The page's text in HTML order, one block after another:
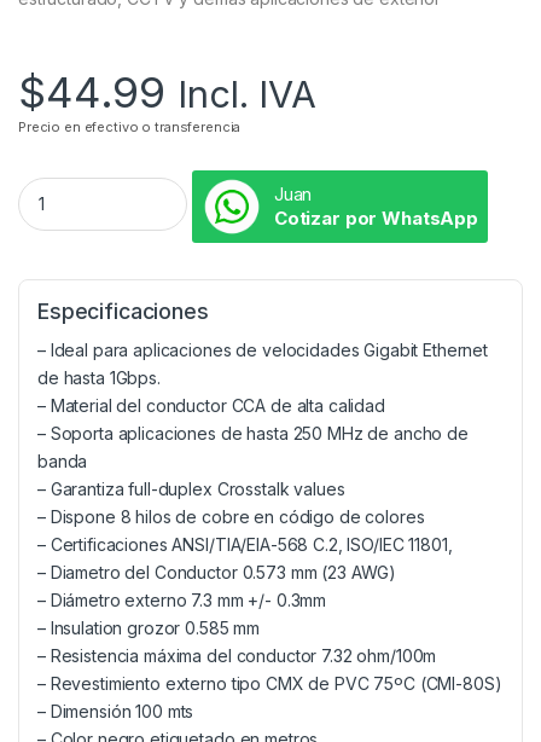
$44.99 Incl. IVA
Precio en efectivo o transferencia
Juan
Cotizar por WhatsApp
Especificaciones
– Ideal para aplicaciones de velocidades Gigabit Ethernet
de hasta 1Gbps.
– Material del conductor CCA de alta calidad
– Soporta aplicaciones de hasta 250 MHz de ancho de
banda
– Garantiza full-duplex Crosstalk values
– Dispone 8 hilos de cobre en código de colores
– Certificaciones ANSI/TIA/EIA-568 C.2, ISO/IEC 11801,
– Diametro del Conductor 0.573 mm (23 AWG)
– Diámetro externo 7.3 mm +/- 0.3mm
– Insulation grozor 0.585 mm
– Resistencia máxima del conductor 7.32 ohm/100m
– Revestimiento externo tipo CMX de PVC 75ºC (CMI-80S)
– Dimensión 100 mts